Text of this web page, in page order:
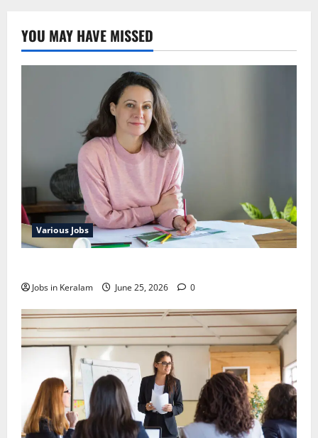
YOU MAY HAVE MISSED
Various Jobs
Jobs in Keralam June 25, 2026 0